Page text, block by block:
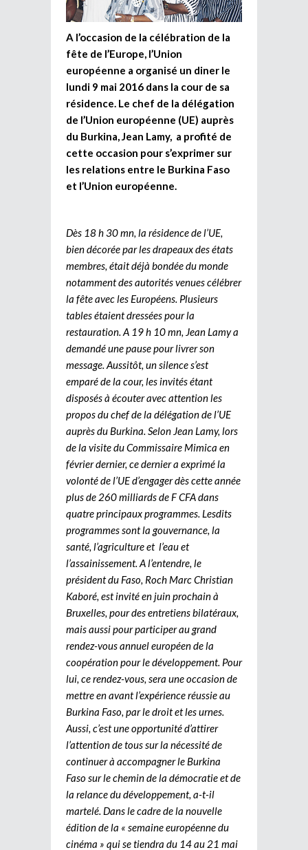
A l’occasion de la célébration de la
fête de l’Europe, l’Union
européenne a organisé un diner le
lundi 9 mai 2016 dans la cour de sa
résidence. Le chef de la délégation
de l’Union européenne (UE) auprès
du Burkina, Jean Lamy, a profité de
cette occasion pour s’exprimer sur
les relations entre le Burkina Faso
et l’Union européenne.
Dès 18 h 30 mn, la résidence de l’UE,
bien décorée par les drapeaux des états
membres, était déjà bondée du monde
notamment des autorités venues célébrer
la fête avec les Européens. Plusieurs
tables étaient dressées pour la
restauration. A 19 h 10 mn, Jean Lamy a
demandé une pause pour livrer son
message. Aussitôt, un silence s’est
emparé de la cour, les invités étant
disposés à écouter avec attention les
propos du chef de la délégation de l’UE
auprès du Burkina. Selon Jean Lamy, lors
de la visite du Commissaire Mimica en
février dernier, ce dernier a exprimé la
volonté de l’UE d’engager dès cette année
plus de 260 milliards de F CFA dans
quatre principaux programmes. Lesdits
programmes sont la gouvernance, la
santé, l’agriculture et l’eau et
l’assainissement. A l’entendre, le
président du Faso, Roch Marc Christian
Kaboré, est invité en juin prochain à
Bruxelles, pour des entretiens bilatéraux,
mais aussi pour participer au grand
rendez-vous annuel européen de la
coopération pour le développement. Pour
lui, ce rendez-vous, sera une occasion de
mettre en avant l’expérience réussie au
Burkina Faso, par le droit et les urnes.
Aussi, c’est une opportunité d’attirer
l’attention de tous sur la nécessité de
continuer à accompagner le Burkina
Faso sur le chemin de la démocratie et de
la relance du développement, a-t-il
martelé. Dans le cadre de la nouvelle
édition de la « semaine européenne du
cinéma » qui se tiendra du 14 au 21 mai